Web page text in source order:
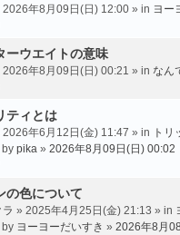
2026年8月09日(日) 12:00 » in ヨー
ーウエイトの意味
2026年8月09日(日) 00:21 » in なん
ティとは
2026年6月12日(金) 11:47 » in トリ
by pika » 2026年8月09日(日) 00:02
の色について
» 2025年4月25日(金) 21:13 » in
by ヨーヨーだいすき » 2026年8月